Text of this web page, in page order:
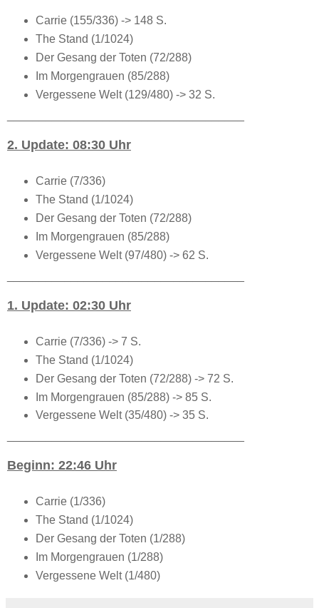
Carrie (155/336) -> 148 S.
The Stand (1/1024)
Der Gesang der Toten (72/288)
Im Morgengrauen (85/288)
Vergessene Welt (129/480) -> 32 S.
2. Update: 08:30 Uhr
Carrie (7/336)
The Stand (1/1024)
Der Gesang der Toten (72/288)
Im Morgengrauen (85/288)
Vergessene Welt (97/480) -> 62 S.
1. Update: 02:30 Uhr
Carrie (7/336) -> 7 S.
The Stand (1/1024)
Der Gesang der Toten (72/288) -> 72 S.
Im Morgengrauen (85/288) -> 85 S.
Vergessene Welt (35/480) -> 35 S.
Beginn: 22:46 Uhr
Carrie (1/336)
The Stand (1/1024)
Der Gesang der Toten (1/288)
Im Morgengrauen (1/288)
Vergessene Welt (1/480)